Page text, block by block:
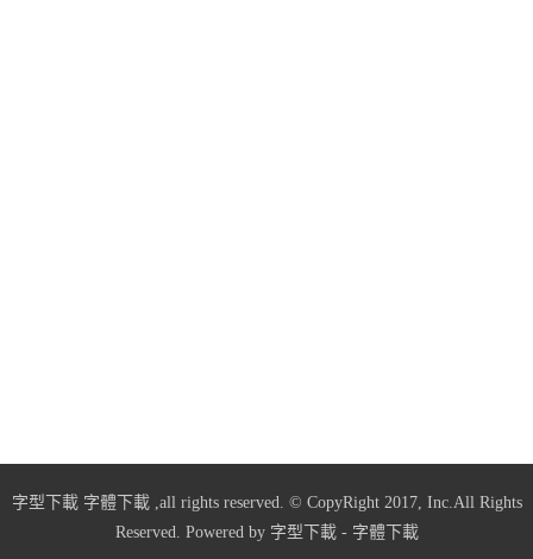
字型下載 字體下載,all rights reserved. © CopyRight 2017, Inc.All Rights
Reserved. Powered by 字型下載- 字體下載